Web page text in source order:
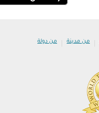
| من مدينة | من دولة